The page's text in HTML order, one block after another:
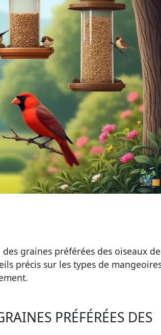
graines préférées des oiseaux de
précis sur les types de
PRÉFÉRÉES DES